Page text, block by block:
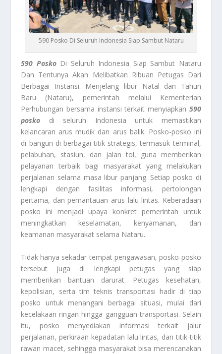
590 Posko Di Seluruh Indonesia Siap Sambut Nataru
590 PoskoDi Seluruh Indonesia Siap Sambut Nataru
Dan Tentunya Akan Melibatkan Ribuan Petugas Dari
Berbagai Instansi. Menjelang libur Natal dan Tahun
Baru (Nataru), pemerintah melalui Kementerian
Perhubungan bersama instansi terkait menyiapkan 590
posko di seluruh Indonesia untuk memastikan
kelancaran arus mudik dan arus balik. Posko-posko ini
di bangun di berbagai titik strategis, termasuk terminal,
pelabuhan, stasiun, dan jalan tol, guna memberikan
pelayanan terbaik bagi masyarakat yang melakukan
perjalanan selama masa libur panjang. Setiap posko di
lengkapi dengan fasilitas informasi, pertolongan
pertama, dan pemantauan arus lalu lintas. Keberadaan
posko ini menjadi upaya konkret pemerintah untuk
meningkatkan keselamatan, kenyamanan, dan
keamanan masyarakat selama Nataru.
Tidak hanya sekadar tempat pengawasan, posko-posko
tersebut juga di lengkapi petugas yang siap
memberikan bantuan darurat. Petugas kesehatan,
kepolisian, serta tim teknis transportasi hadir di tiap
posko untuk menangani berbagai situasi, mulai dari
kecelakaan ringan hingga gangguan transportasi. Selain
itu, posko menyediakan informasi terkait jalur
perjalanan, perkiraan kepadatan lalu lintas, dan titik-titik
rawan macet, sehingga masyarakat bisa merencanakan